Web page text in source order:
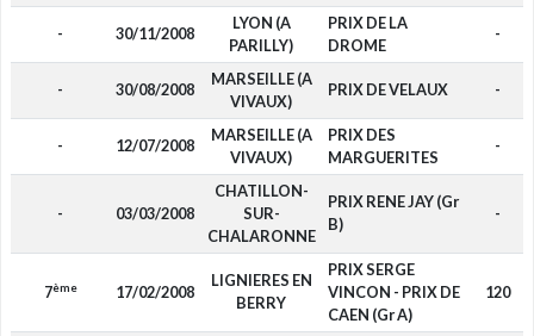
- 30/11/2008
LYON (A
PARILLY)
PRIX DE LA
DROME
-
- 30/08/2008
MARSEILLE (A
VIVAUX)
PRIX DE VELAUX -
- 12/07/2008
MARSEILLE (A
VIVAUX)
PRIX DES
MARGUERITES
-
- 03/03/2008
CHATILLON-
SUR-
CHALARONNE
PRIX RENE JAY (Gr
B)
-
7ème 17/02/2008
LIGNIERES EN
BERRY
PRIX SERGE
VINCON - PRIX DE
CAEN (Gr A)
120